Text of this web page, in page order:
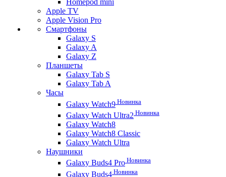
Homepod mini
Apple TV
Apple Vision Pro
Смартфоны
Galaxy S
Galaxy A
Galaxy Z
Планшеты
Galaxy Tab S
Galaxy Tab A
Часы
Galaxy Watch9 Новинка
Galaxy Watch Ultra2 Новинка
Galaxy Watch8
Galaxy Watch8 Classic
Galaxy Watch Ultra
Наушники
Galaxy Buds4 Pro Новинка
Galaxy Buds4 Новинка